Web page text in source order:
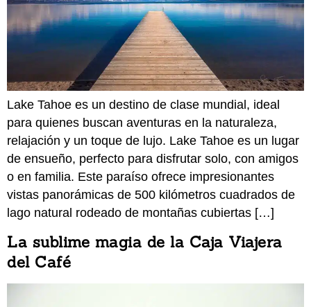
Lake Tahoe es un destino de clase mundial, ideal
para quienes buscan aventuras en la naturaleza,
relajación y un toque de lujo. Lake Tahoe es un lugar
de ensueño, perfecto para disfrutar solo, con amigos
o en familia. Este paraíso ofrece impresionantes
vistas panorámicas de 500 kilómetros cuadrados de
lago natural rodeado de montañas cubiertas […]
La sublime magia de la Caja Viajera
del Café